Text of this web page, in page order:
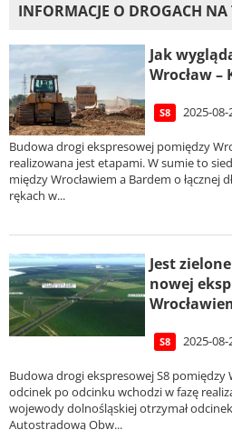
INFORMACJE O DROGACH NA
Jak
Wrocław –
S8 2025-
Budowa drogi ekspresowej pomiędzy
realizowana jest etapami. W sumie to
między Wrocławiem a Bardem o łącznej
rękach w...
Jest
nowej
S8 2025-
Budowa drogi ekspresowej S8 pomiędzy
odcinek po odcinku wchodzi w fazę
wojewody dolnośląskiej otrzymał
Autostradową Obw...